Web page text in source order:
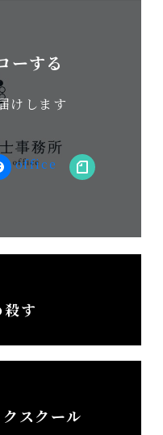
ーする
けします
（個
（事note
す
スクール